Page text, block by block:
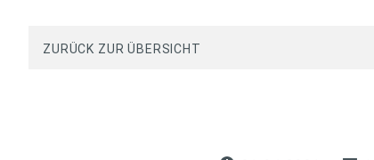
ZURÜCK ZUR ÜBERSICHT